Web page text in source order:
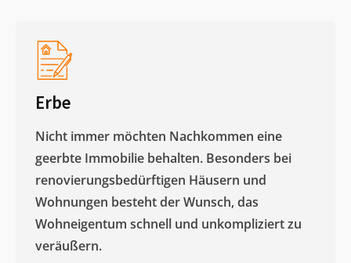
Erbe
Nicht immer möchten Nachkommen eine
geerbte Immobilie behalten. Besonders bei
renovierungsbedürftigen Häusern und
Wohnungen besteht der Wunsch, das
Wohneigentum schnell und unkompliziert zu
veräußern. ​